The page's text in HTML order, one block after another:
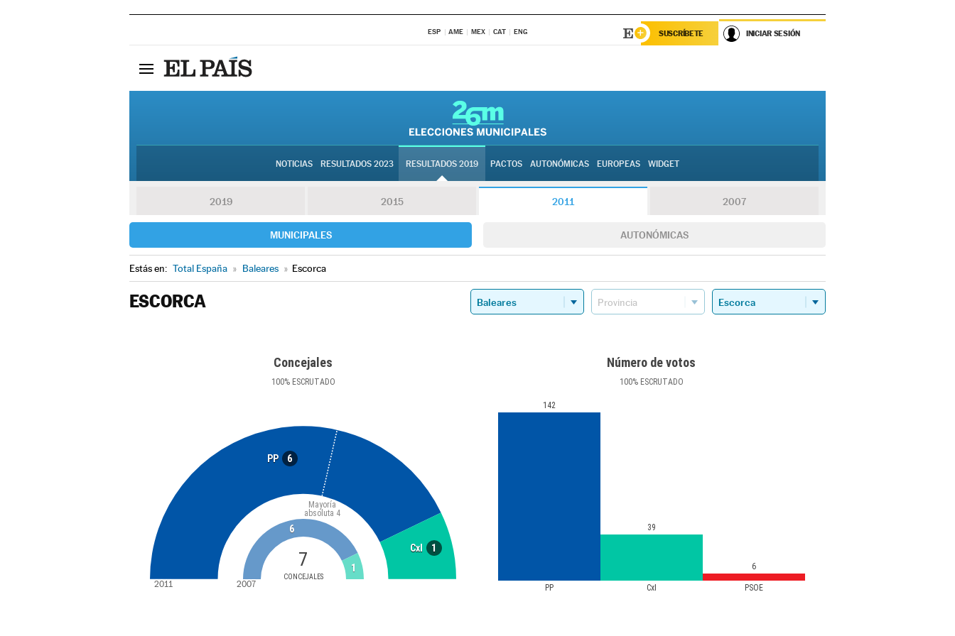
ESP AME MEX CAT ENG SUSCRÍBETE INICIAR SESIÓN
NOTICIAS RESULTADOS 2023 RESULTADOS 2019 PACTOS AUTONÓMICAS EUROPEAS WIDGET
2019 2015 2011 2007
MUNICIPALES AUTONÓMICAS
Estás en: Total España » Baleares » Escorca
ESCORCA
Concejales
100%ESCRUTADO
PP 6
CxI 1
7
CONCEJALES
Mayoría
absoluta 4
6
1
2011 2007
Número de votos
100%ESCRUTADO
PP CxI PSOE
142
39
6